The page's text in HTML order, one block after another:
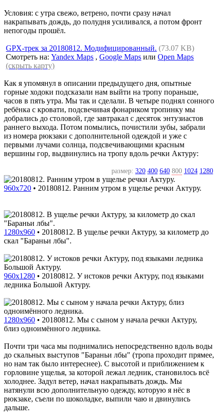
Условия: с утра свежо, ветрено, почти сразу начал
накрапывать дождь, до полудня усиливался, а потом фронт
непогоды прошёл.
GPX-трек за 20180812. Модифицированный. (73.07 KB)
Смотреть на:Yandex Maps ,Google Maps илиOpen Maps
(скрыть карту)
Как я упомянул в описании предыдущего дня, опытные
горные ходоки подсказали нам выйти на тропу пораньше,
часов в пять утра. Мы так и сделали. В четыре поднял сонного
ребёнка с кровати, подсвечивая фонариком тропинку мы
добрались до столовой, где завтракал с десяток энтузиастов
раннего выхода. Потом помылись, почистили зубы, забрали
из номера рюкзаки с дополнительной одеждой и уже с
первыми лучами солнца, подсвечивающими красным
вершины гор, выдвинулись на тропу вдоль речки Актуру:
размер: 320 400 640 800 1024 1280
960x720 • 20180812. Ранним утром в ущелье речки Актуру.
1280x960 • 20180812. В ущелье речки Актуру, за километр до
скал "Бараньи лбы".
960x1280 • 20180812. У истоков речки Актуру, под языками
ледника Большой Актуру.
1280x960 • 20180812. Мы с сыном у начала речки Актуру,
близ одноимённого ледника.
Почти три часа мы поднимались непосредственно вдоль воды
до скальных выступов "Бараньи лбы" (тропа проходит прямее,
но нам так было интереснее). С высотой и приближением к
горловине ущелья, за которой лежал ледник, становилось всё
холоднее. Задул ветер, начал накрапывать дождь. Мы
натянули всю дополнительную одежду, которую я нёс в
рюкзаке, съели по шоколадке, выпили чаю и двинулись
дальше.